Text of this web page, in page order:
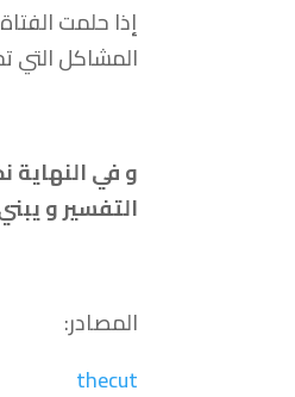
إذا حلمت
المشاكل التي
و في
التفسير و
المصادر:
thecut